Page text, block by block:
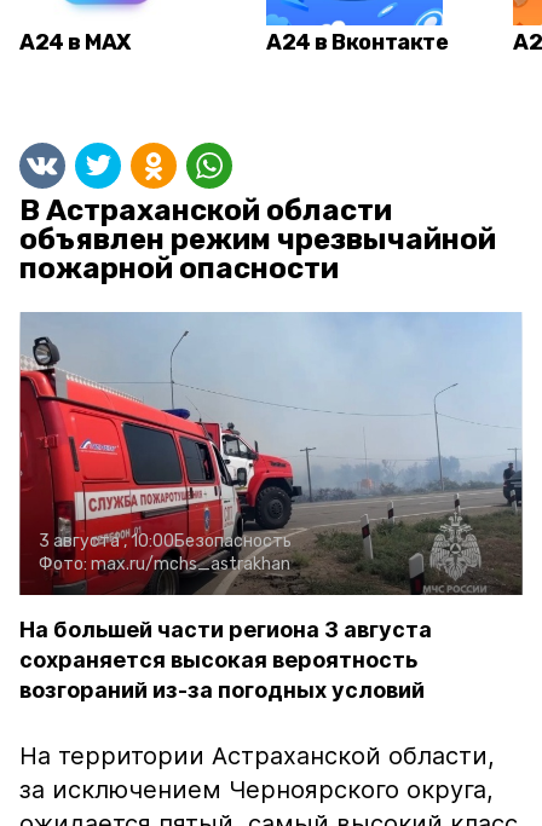
А24 в MAX А24 в Вконтакте
В Астраханской области
объявлен режим чрезвычайной
пожарной опасности
3 августа , 10:00Безопасность
Фото: max.ru/mchs_astrakhan
На большей части региона 3 августа
сохраняется высокая вероятность
возгораний из-за погодных условий
На территории Астраханской области,
за исключением Черноярского округа,